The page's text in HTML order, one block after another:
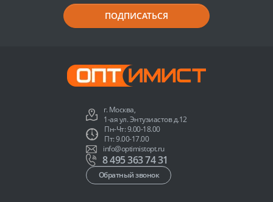
ПОДПИСАТЬСЯ
г. Москва,
1-ая ул. Энтузиастов д.12
Пн-Чт: 9.00-18.00
Пт: 9.00-17.00
info@optimistopt.ru
8 495 363 74 31
Обратный звонок